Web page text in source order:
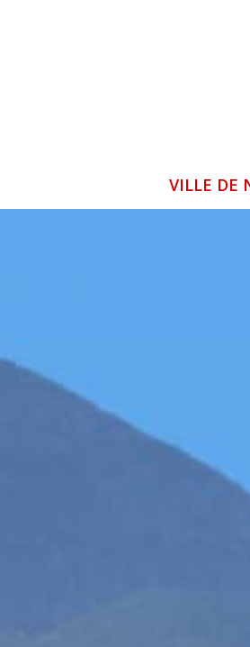
VILLE DE